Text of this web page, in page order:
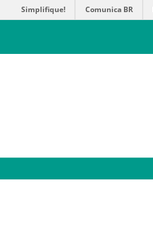
Simplifique! Comunica BR